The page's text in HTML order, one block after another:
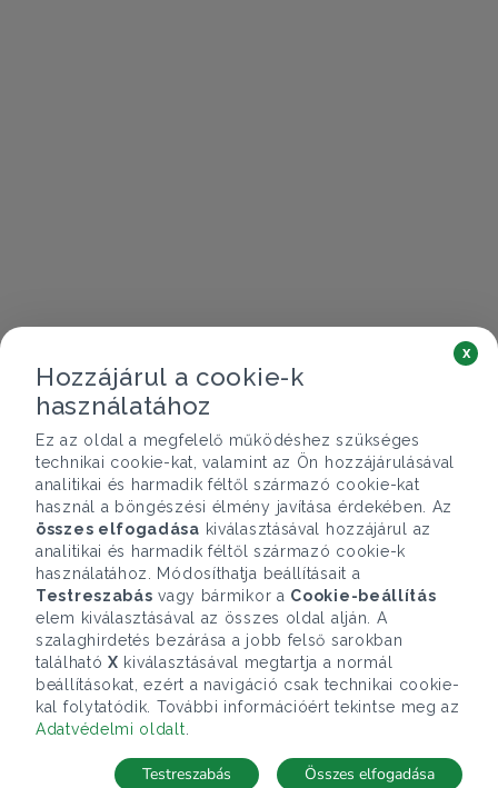
Hozzájárul a cookie-k
használatához
Ez az oldal a megfelelő működéshez szükséges
technikai cookie-kat, valamint az Ön hozzájárulásával
analitikai és harmadik féltől származó cookie-kat
használ a böngészési élmény javítása érdekében. Az
összes elfogadása kiválasztásával hozzájárul az
analitikai és harmadik féltől származó cookie-k
használatához. Módosíthatja beállításait a
Testreszabás vagy bármikor a Cookie-beállítás
elem kiválasztásával az összes oldal alján. A
szalaghirdetés bezárása a jobb felső sarokban
található X kiválasztásával megtartja a normál
beállításokat, ezért a navigáció csak technikai cookie-
kal folytatódik. További információért tekintse meg az
Adatvédelmi oldalt
x
Összes elfogadása
Testreszabás